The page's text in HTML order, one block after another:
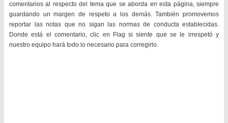
comentarios al respecto del tema que se aborda en esta página, siempre
guardando un margen de respeto a los demás. También promovemos
reportar las notas que no sigan las normas de conducta establecidas.
Donde está el comentario, clic en Flag si siente que se le irrespetó y
nuestro equipo hará todo lo necesario para corregirlo.